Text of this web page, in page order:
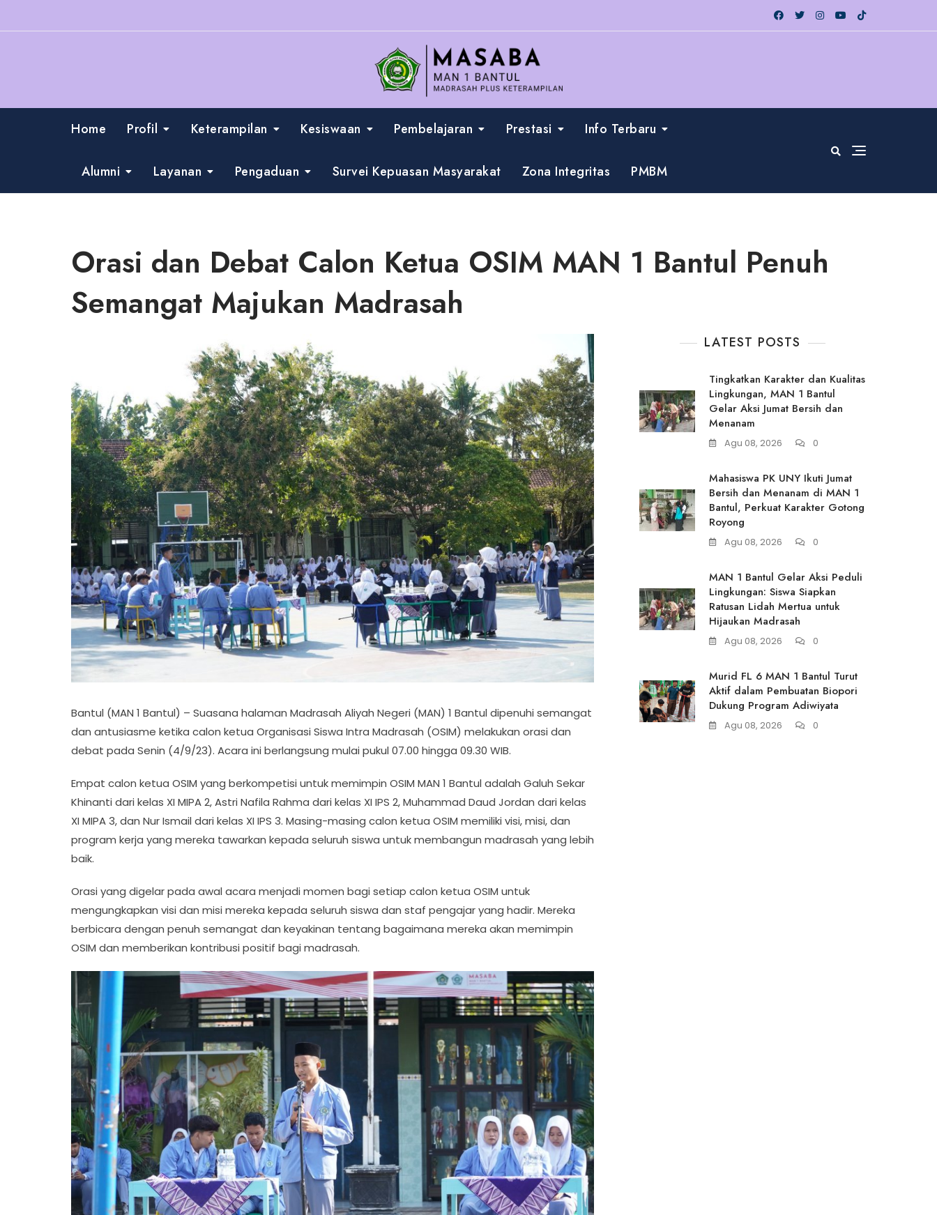
Home Profil Keterampilan Kesiswaan Pembelajaran Prestasi Info Terbaru
Alumni Layanan Pengaduan Survei Kepuasan Masyarakat Zona Integritas PMBM
Orasi dan Debat Calon Ketua OSIM MAN 1 Bantul Penuh
Semangat Majukan Madrasah
Bantul (MAN 1 Bantul) – Suasana halaman Madrasah Aliyah Negeri (MAN) 1 Bantul dipenuhi semangat
dan antusiasme ketika calon ketua Organisasi Siswa Intra Madrasah (OSIM) melakukan orasi dan
debat pada Senin (4/9/23). Acara ini berlangsung mulai pukul 07.00 hingga 09.30 WIB.
Empat calon ketua OSIM yang berkompetisi untuk memimpin OSIM MAN 1 Bantul adalah Galuh Sekar
Khinanti dari kelas XI MIPA 2, Astri Nafila Rahma dari kelas XI IPS 2, Muhammad Daud Jordan dari kelas
XI MIPA 3, dan Nur Ismail dari kelas XI IPS 3. Masing-masing calon ketua OSIM memiliki visi, misi, dan
program kerja yang mereka tawarkan kepada seluruh siswa untuk membangun madrasah yang lebih
baik.
Orasi yang digelar pada awal acara menjadi momen bagi setiap calon ketua OSIM untuk
mengungkapkan visi dan misi mereka kepada seluruh siswa dan staf pengajar yang hadir. Mereka
berbicara dengan penuh semangat dan keyakinan tentang bagaimana mereka akan memimpin
OSIM dan memberikan kontribusi positif bagi madrasah.
LATEST POSTS
Tingkatkan Karakter dan Kualitas
Lingkungan, MAN 1 Bantul
Gelar Aksi Jumat Bersih dan
Menanam
Agu 08, 2026 0
Mahasiswa PK UNY Ikuti Jumat
Bersih dan Menanam di MAN 1
Bantul, Perkuat Karakter Gotong
Royong
Agu 08, 2026 0
MAN 1 Bantul Gelar Aksi Peduli
Lingkungan: Siswa Siapkan
Ratusan Lidah Mertua untuk
Hijaukan Madrasah
Agu 08, 2026 0
Murid FL 6 MAN 1 Bantul Turut
Aktif dalam Pembuatan Biopori
Dukung Program Adiwiyata
Agu 08, 2026 0